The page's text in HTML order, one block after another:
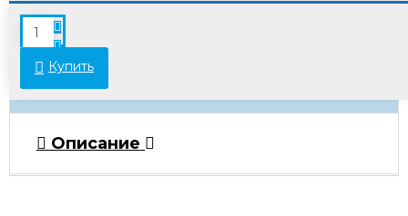
Купить
В связи с переоценкой товара стоимость
некоторых позиций может отличаться от
указанной на сайте. Просьба уточнять актуальные
Описание